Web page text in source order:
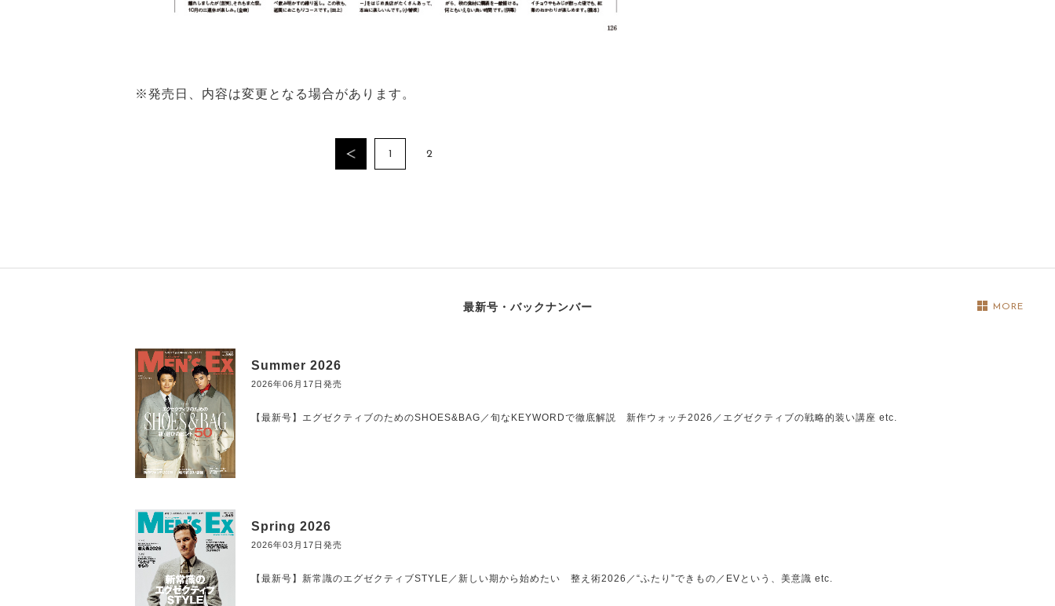
※発売日、内容は変更となる場合があります。
1 2
最新号・バックナンバー MORE
Summer 2026
2026年06月17日発売
【最新号】エグゼクティブのためのSHOES&BAG／旬なKEYWORDで徹底解説 新作ウォッチ2026／エグゼクティブの戦略的装い講座 etc.
Spring 2026
2026年03月17日発売
【最新号】新常識のエグゼクティブSTYLE／新しい期から始めたい 整え術2026／“ふたり”できもの／EVという、美意識 etc.